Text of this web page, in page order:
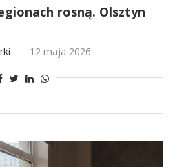
rosną. Olsztyn
12 maja 2026